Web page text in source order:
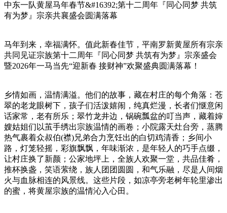
中东一队黄屋马年春节&#16392;第十二周年『同心同梦 共筑
有为梦』宗亲共襄盛会圆满落幕
马年到来，幸福满怀。值此新春佳节，平南罗新黄屋所有宗亲
共同见证宗族第十二周年『同心同梦 共筑有为梦』宗亲盛会
暨2026年一马当先“迎新春 接财神”欢聚盛典圆满落幕！
乡情如画，温情满溢。他们的故事，藏在村庄的每个角落：苍
翠的老龙眼树下，孩子们活泼嬉闹，纯真烂漫，长者们惬意闲
话家常，老有所乐；翠竹龙井边，锅碗瓢盆的叮当声，藏着婶
嫂姑姐们以茧手绣出宗族温情的画卷；小院露天灶台旁，蒸腾
热气裹着众叔伯(襟)兄弟合力烹饪出的白切鸡清香；乡间小
路，灯笼轻摇，彩旗飘飘，年味渐浓，是年轻人的巧手点缀，
让村庄换了新颜；公家地坪上，全族人欢聚一堂，共品佳肴，
推杯换盏，笑语萦绕，族人团团圆圆，和气乐融，尽是人间烟
火与血脉相连的风景线。这些片段，如凉亭旁老树年轮里渗出
的蜜，将黄屋宗族的温情沁入心田。